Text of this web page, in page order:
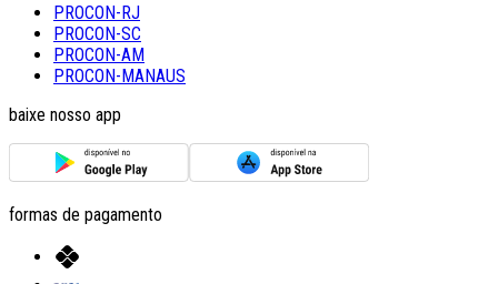
PROCON-RJ
PROCON-SC
PROCON-AM
PROCON-MANAUS
baixe nosso app
formas de pagamento